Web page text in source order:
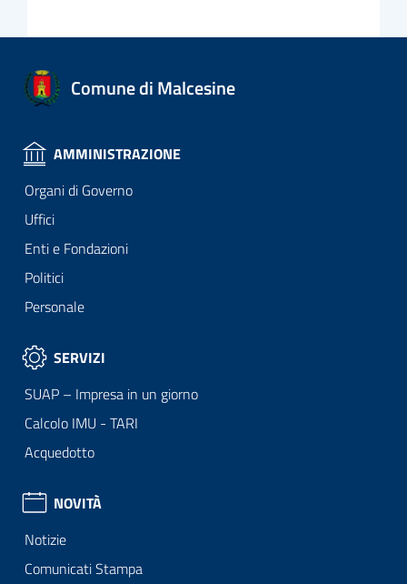
Comune di Malcesine
AMMINISTRAZIONE
Organi di Governo
Uffici
Enti e Fondazioni
Politici
Personale
SERVIZI
SUAP – Impresa in un giorno
Calcolo IMU - TARI
Acquedotto
NOVITÀ
Notizie
Comunicati Stampa